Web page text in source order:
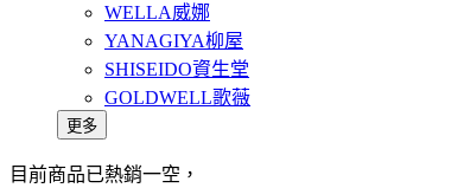
WELLA威娜
YANAGIYA柳屋
SHISEIDO資生堂
GOLDWELL歌薇
更多
目前商品已熱銷一空，